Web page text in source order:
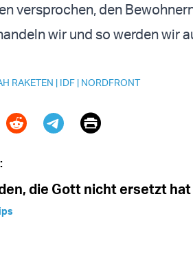
versprochen, den
wir und so werden wir
RAKETEN | IDF | NORDFRONT
Print
die Gott nicht ersetzt hat